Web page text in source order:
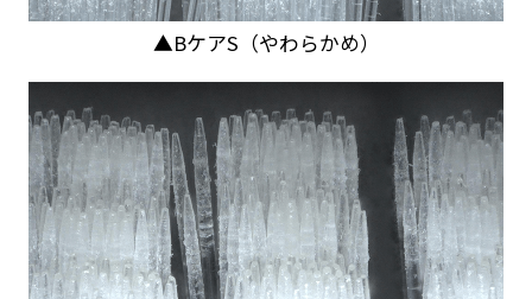
▲BケアS（やわらかめ）